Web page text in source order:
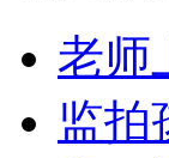
女孩北京地
无痛分娩是
老师
监拍